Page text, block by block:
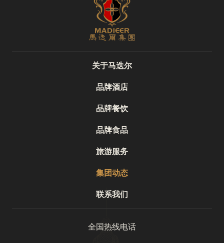
关于马迭尔
品牌酒店
品牌餐饮
品牌食品
旅游服务
集团动态
联系我们
全国热线电话